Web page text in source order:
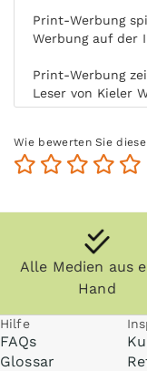
Print-Werbung
Werbung auf der
Print-Werbung
Leser von Kieler
Wahl von Ort
Anzeigen
Kieler Woche -
Wie bewerten Sie
Alle Medien aus
Hand
Hilfe
FAQs
Glossar